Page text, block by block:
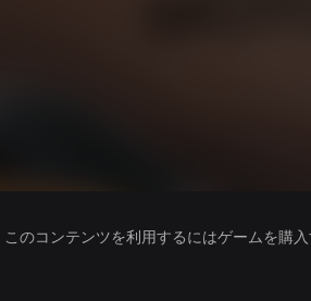
このコンテンツを利用するにはゲームを購